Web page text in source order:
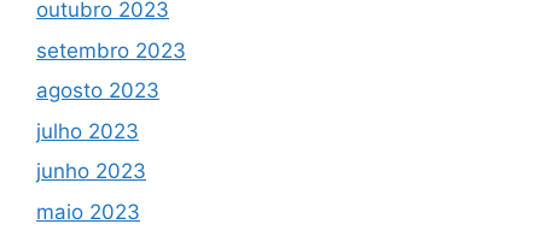
outubro 2023
setembro 2023
agosto 2023
julho 2023
junho 2023
maio 2023